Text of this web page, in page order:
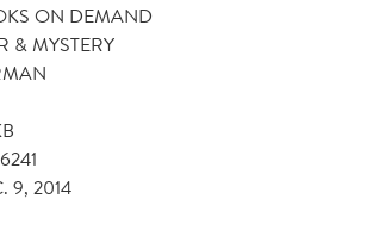
ON DEMAND
& MYSTERY
9, 2014